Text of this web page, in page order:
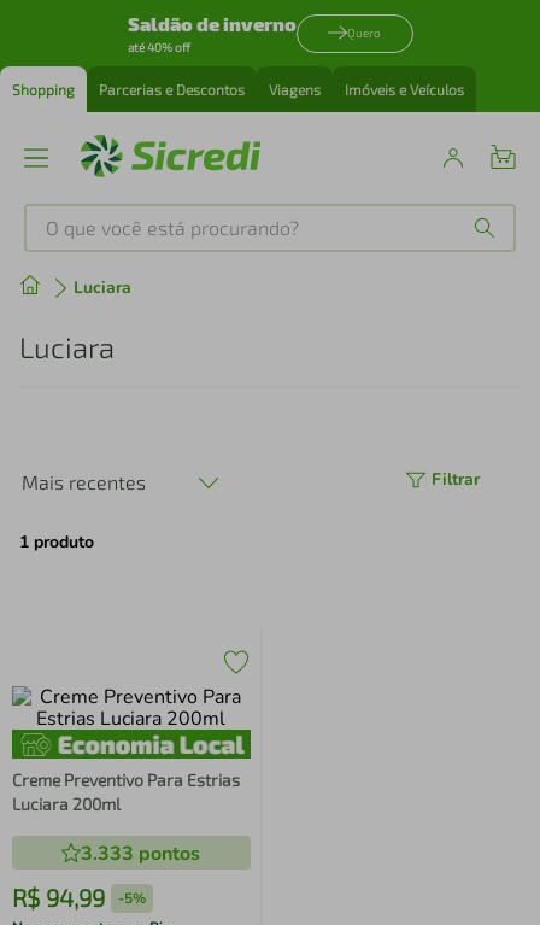
Saldão de inverno
até 40% off
Quero
Shopping Parcerias e Descontos Viagens Imóveis e Veículos
O que você está procurando?
Luciara
Luciara
Mais recentes Filtrar
1 produto
Creme Preventivo Para Estrias
Luciara 200ml
3.333 pontos
R$ 94,99 -5%
Produtos mais buscados
1º
perfume
4º